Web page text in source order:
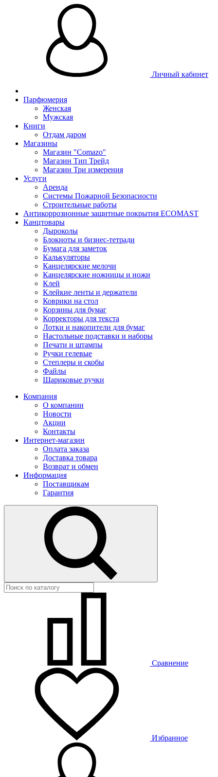
Личный кабинет
Парфюмерия
Женская
Мужская
Книги
Отдам даром
Магазины
Магазин "Comazo"
Магазин Тип Трейд
Магазин Три измерения
Услуги
Аренда
Системы Пожарной Безопасности
Строительные работы
Антикоррозионные защитные покрытия ECOMAST
Канцтовары
Дыроколы
Блокноты и бизнес-тетради
Бумага для заметок
Калькуляторы
Канцелярские мелочи
Канцелярские ножницы и ножи
Клей
Клейкие ленты и держатели
Коврики на стол
Корзины для бумаг
Корректоры для текста
Лотки и накопители для бумаг
Настольные подставки и наборы
Печати и штампы
Ручки гелевые
Степлеры и скобы
Файлы
Шариковые ручки
Компания
О компании
Новости
Акции
Контакты
Интернет-магазин
Оплата заказа
Доставка товара
Возврат и обмен
Информация
Поставщикам
Гарантия
Сравнение
Избранное